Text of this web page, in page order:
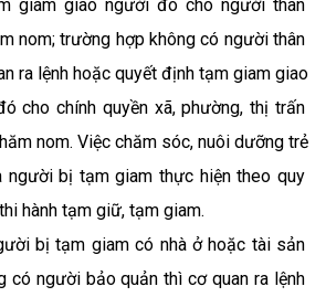
giam giao người đó cho người thân
nom; trường hợp không có người thân
ra lệnh hoặc quyết định tạm giam giao
cho chính quyền xã, phường, thị trấn
nom. Việc chăm sóc, nuôi dưỡng trẻ
người bị tạm giam thực hiện theo quy
hành tạm giữ, tạm giam.
bị tạm giam có nhà ở hoặc tài sản
có người bảo quản thì cơ quan ra lệnh